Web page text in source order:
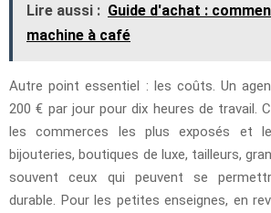
Lire aussi : Guide d'achat :
machine à café
Autre point essentiel : les coûts. Un
200 € par jour pour dix heures de travail.
les commerces les plus exposés et
bijouteries, boutiques de luxe, tailleurs,
souvent ceux qui peuvent se
durable. Pour les petites enseignes, en